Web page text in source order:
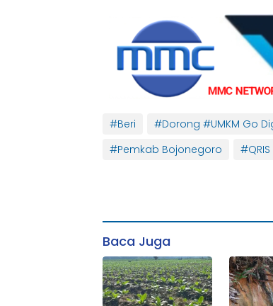
#Beri #Dorong #UMKM Go
#Pemkab Bojonegoro
#QRIS
Baca Juga